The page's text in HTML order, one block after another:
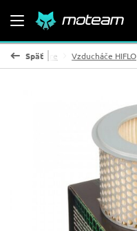
Späťfiltre Vzducháče HIFLO